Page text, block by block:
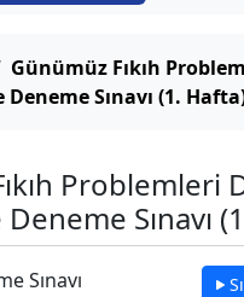
Günümüz Fıkıh
Sınavı (1.
Problemleri
Sınavı
Sınavı